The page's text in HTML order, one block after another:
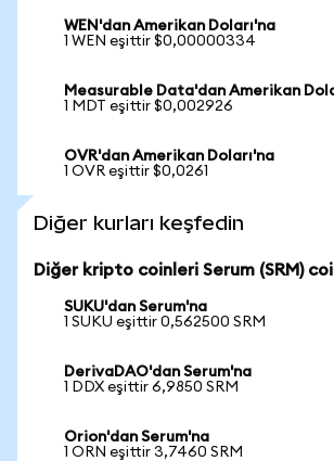
WEN'dan Amerikan Doları'na
1 WEN eşittir $0,00000334
Measurable Data'dan Amerikan
1 MDT eşittir $0,002926
OVR'dan Amerikan Doları'na
1 OVR eşittir $0,0261
Diğer kurları keşfedin
Diğer kripto coinleri Serum (SRM)
SUKU'dan Serum'na
1 SUKU eşittir 0,562500 SRM
DerivaDAO'dan Serum'na
1 DDX eşittir 6,9850 SRM
Orion'dan Serum'na
1 ORN eşittir 3,7460 SRM